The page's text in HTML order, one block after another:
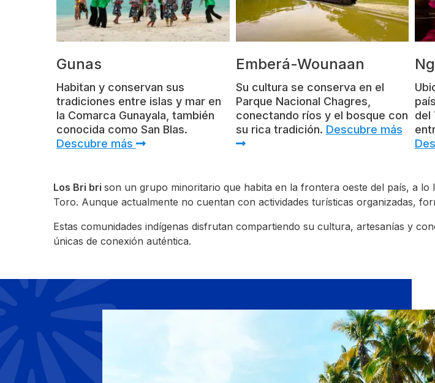
Gunas
Habitan y conservan sus
tradiciones entre islas y mar en
la Comarca Gunayala, también
conocida como San Blas.
Descubre más
Emberá-Wounaan
Su cultura se conserva en el
Parque Nacional Chagres,
conectando ríos y el bosque con
su rica tradición. Descubre más
del
Los Bri bri son un grupo minoritario que habita en la frontera oeste del país, a
Toro. Aunque actualmente no cuentan con actividades turísticas organizadas,
Estas comunidades indígenas disfrutan compartiendo su cultura, artesanías y
únicas de conexión auténtica.